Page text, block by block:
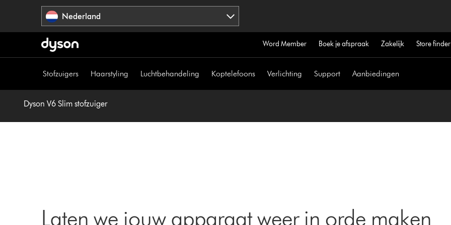
Nederland
Word Member Boek je afspraak Zakelijk Store finder
Stofzuigers Haarstyling Luchtbehandeling Koptelefoons Verlichting Support Aanbiedingen
Dyson V6 Slim stofzuiger
Laten we jouw apparaat weer in orde maken